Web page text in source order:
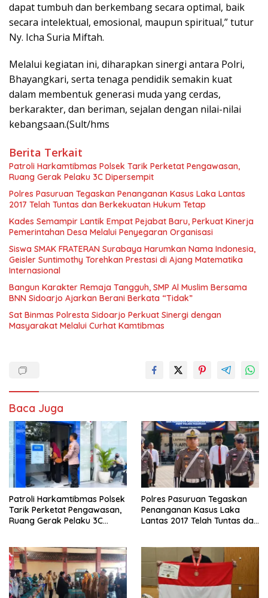
dapat tumbuh dan berkembang secara optimal, baik
secara intelektual, emosional, maupun spiritual,” tutur
Ny. Icha Suria Miftah.
Melalui kegiatan ini, diharapkan sinergi antara Polri,
Bhayangkari, serta tenaga pendidik semakin kuat
dalam membentuk generasi muda yang cerdas,
berkarakter, dan beriman, sejalan dengan nilai-nilai
kebangsaan.(Sult/hms
Berita Terkait
Patroli Harkamtibmas Polsek Tarik Perketat Pengawasan,
Ruang Gerak Pelaku 3C Dipersempit
Polres Pasuruan Tegaskan Penanganan Kasus Laka Lantas
2017 Telah Tuntas dan Berkekuatan Hukum Tetap
Kades Semampir Lantik Empat Pejabat Baru, Perkuat Kinerja
Pemerintahan Desa Melalui Penyegaran Organisasi
Siswa SMAK FRATERAN Surabaya Harumkan Nama Indonesia,
Geisler Suntimothy Torehkan Prestasi di Ajang Matematika
Internasional
Bangun Karakter Remaja Tangguh, SMP Al Muslim Bersama
BNN Sidoarjo Ajarkan Berani Berkata “Tidak”
Sat Binmas Polresta Sidoarjo Perkuat Sinergi dengan
Masyarakat Melalui Curhat Kamtibmas
Baca Juga
Patroli Harkamtibmas Polsek
Tarik Perketat Pengawasan,
Ruang Gerak Pelaku 3C
Polres Pasuruan Tegaskan
Penanganan Kasus Laka
Lantas 2017 Telah Tuntas dan